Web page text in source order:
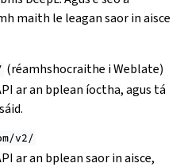
maith le leagan saor in aisce
(réamhshocraithe i Weblate)
ar an bplean íoctha, agus tá
v2/
ar an bplean saor in aisce,